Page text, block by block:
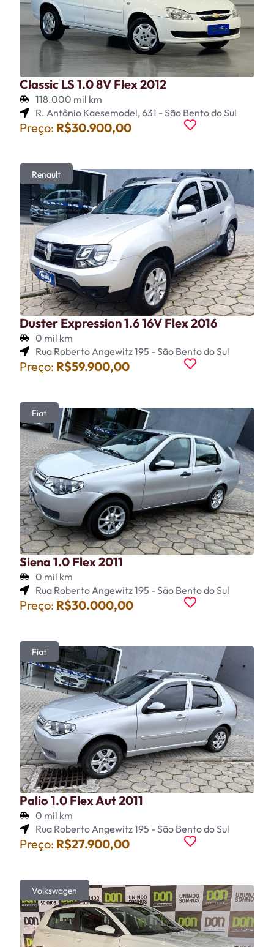
Classic LS 1.0 8V Flex 2012
118.000 mil km
R. Antônio Kaesemodel, 631 - São Bento do Sul
Preço: R$30.900,00
Renault
Duster Expression 1.6 16V Flex 2016
0 mil km
Rua Roberto Angewitz 195 - São Bento do Sul
Preço: R$59.900,00
Fiat
Siena 1.0 Flex 2011
0 mil km
Rua Roberto Angewitz 195 - São Bento do Sul
Preço: R$30.000,00
Fiat
Palio 1.0 Flex Aut 2011
0 mil km
Rua Roberto Angewitz 195 - São Bento do Sul
Preço: R$27.900,00
Volkswagen